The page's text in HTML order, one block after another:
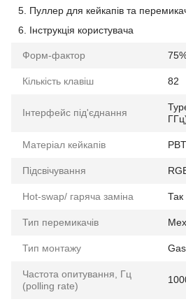
Пуллер для кейкапів та
Інструкція користувача
Форм-фактор
Кількість клавіш 82
Інтерфейс під'єднання
Матеріал кейкапів PBT
Підсвічування
Hot-swap/ гаряча заміна Так
Тип перемикачів
Тип монтажу
Частота опитування, Гц
(polling rate)